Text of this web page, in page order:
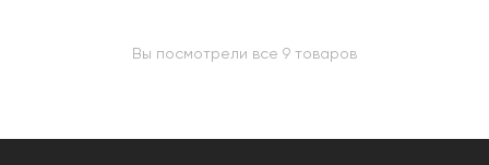
Вы посмотрели все 9 товаров